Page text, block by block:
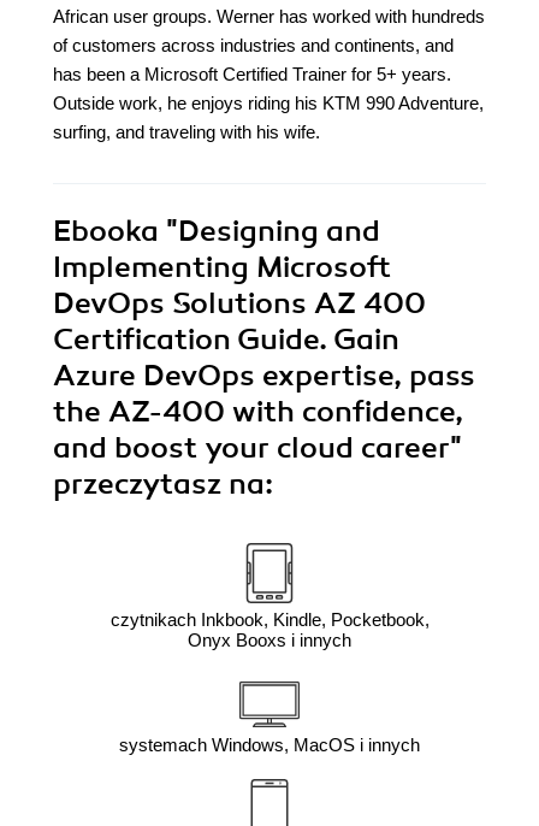
African user groups. Werner has worked with hundreds
of customers across industries and continents, and
has been a Microsoft Certified Trainer for 5+ years.
Outside work, he enjoys riding his KTM 990 Adventure,
surfing, and traveling with his wife.
Ebooka "Designing and
Implementing Microsoft
DevOps Solutions AZ 400
Certification Guide. Gain
Azure DevOps expertise, pass
the AZ-400 with confidence,
and boost your cloud career"
przeczytasz na:
czytnikach Inkbook, Kindle, Pocketbook,
Onyx Booxs i innych
systemach Windows, MacOS i innych